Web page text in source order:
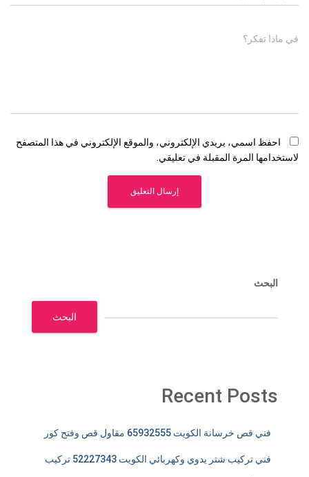
في ماذا تفكر؟
احفظ اسمي، بريدي الإلكتروني، والموقع الإلكتروني في هذا المتصفح
لاستخدامها المرة المقبلة في تعليقي.
البحث
البحث
Recent Posts
فني قص خرسانة الكويت 65932555 مقاول قص وفتح كور
فني تركيب شتر يدوي وكهربائي الكويت 52227343 تركيب